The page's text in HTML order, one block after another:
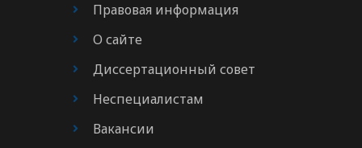
Правовая информация
О сайте
Диссертационный совет
Неспециалистам
Вакансии